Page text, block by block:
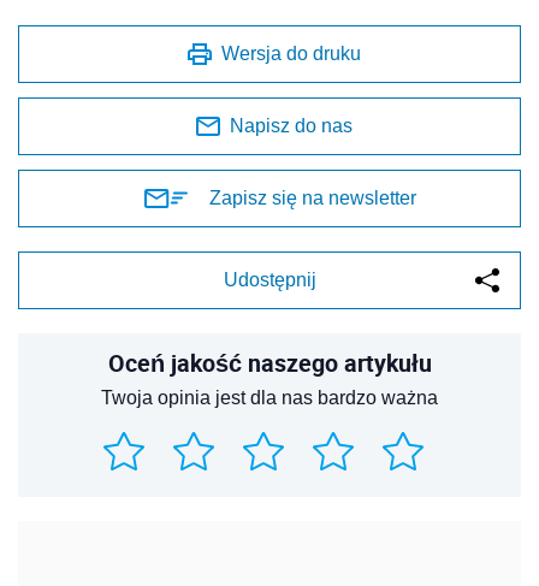
Wersja do druku
Napisz do nas
Zapisz się na newsletter
Udostępnij
Oceń jakość naszego artykułu
Twoja opinia jest dla nas bardzo ważna